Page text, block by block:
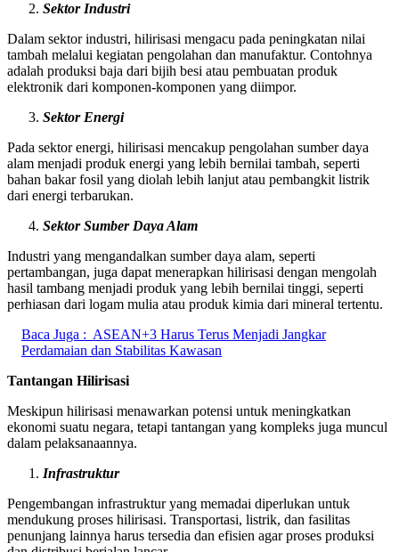
Sektor Industri
Dalam sektor industri, hilirisasi mengacu pada peningkatan nilai
tambah melalui kegiatan pengolahan dan manufaktur. Contohnya
adalah produksi baja dari bijih besi atau pembuatan produk
elektronik dari komponen-komponen yang diimpor.
Sektor Energi
Pada sektor energi, hilirisasi mencakup pengolahan sumber daya
alam menjadi produk energi yang lebih bernilai tambah, seperti
bahan bakar fosil yang diolah lebih lanjut atau pembangkit listrik
dari energi terbarukan.
Sektor Sumber Daya Alam
Industri yang mengandalkan sumber daya alam, seperti
pertambangan, juga dapat menerapkan hilirisasi dengan mengolah
hasil tambang menjadi produk yang lebih bernilai tinggi, seperti
perhiasan dari logam mulia atau produk kimia dari mineral tertentu.
Baca Juga : ASEAN+3 Harus Terus Menjadi Jangkar
Perdamaian dan Stabilitas Kawasan
Tantangan Hilirisasi
Meskipun hilirisasi menawarkan potensi untuk meningkatkan
ekonomi suatu negara, tetapi tantangan yang kompleks juga muncul
dalam pelaksanaannya.
Infrastruktur
Pengembangan infrastruktur yang memadai diperlukan untuk
mendukung proses hilirisasi. Transportasi, listrik, dan fasilitas
penunjang lainnya harus tersedia dan efisien agar proses produksi